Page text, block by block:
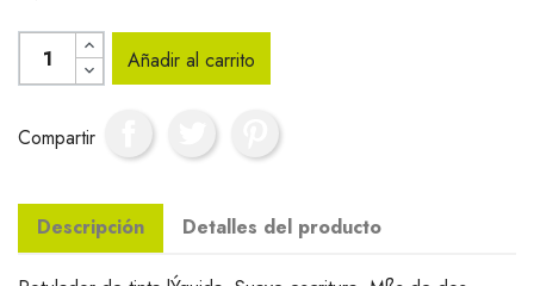
Añadir al carrito
Compartir
Descripción Detalles del producto